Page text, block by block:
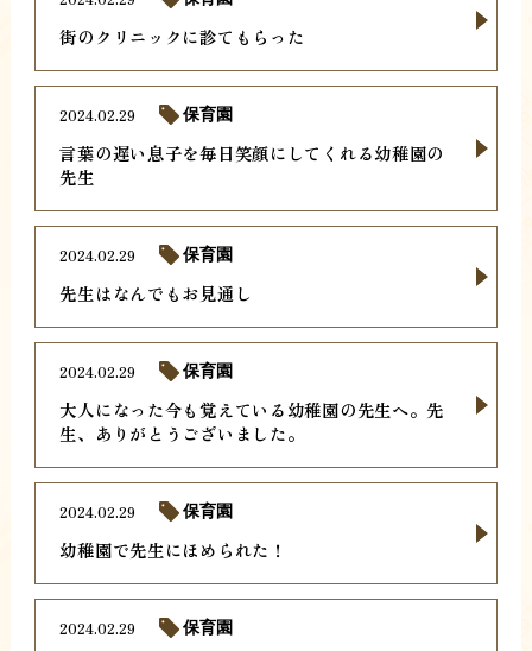
街のクリニックに診てもらった
言葉の遅い息子を毎日笑顔にしてくれる幼稚園の
先生
2024.02.29 保育園
先生はなんでもお見通し
2024.02.29 保育園
大人になった今も覚えている幼稚園の先生へ。先
生、ありがとうございました。
2024.02.29 保育園
幼稚園で先生にほめられた！
2024.02.29 保育園
2024.02.29 保育園